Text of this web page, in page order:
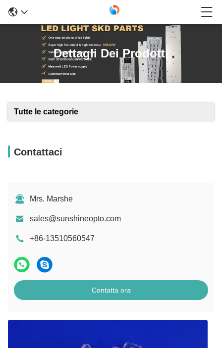
Dettagli Dei Prodotti
Tutte le categorie
Contattaci
Mrs. Marshe
sales@sunshineopto.com
+86-13510560547
Contatta ora